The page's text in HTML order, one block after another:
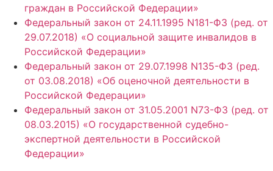
граждан в Российской Федерации»
Федеральный закон от 24.11.1995 N181-ФЗ (ред. от
29.07.2018) «О социальной защите инвалидов в
Российской Федерации»
Федеральный закон от 29.07.1998 N135-ФЗ (ред.
от 03.08.2018) «Об оценочной деятельности в
Российской Федерации»
Федеральный закон от 31.05.2001 N73-ФЗ (ред. от
08.03.2015) «О государственной судебно-
экспертной деятельности в Российской
Федерации»